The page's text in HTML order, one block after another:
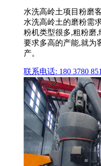
水洗高岭土项目粉磨
水洗高岭土的磨粉需
粉机类型很多,粗粉磨
要求多高的产能,就为
产。
联系电话: 180 3780